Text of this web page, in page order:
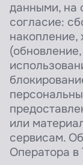
данными, на
согласие:
накопление,
или
сервисам.
Оператора в